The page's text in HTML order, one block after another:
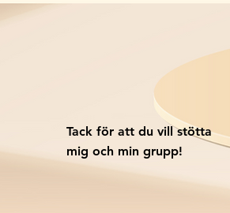
Tack för att du vill stötta
mig och min grupp!